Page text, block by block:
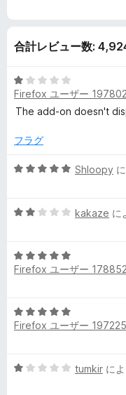
T
u
b
D
i
s
l
i
5
評
価
合計レビュー数:
5
段
階
1
評
Firefox ユーザー
The add-on doesn't
フラグ
5
中
評
価
Shloopy
5
中
2
価
kakaze に
5
段
5
の
Firefox ユーザー
5
段
5
Firefox ユーザー
5
tumkir に